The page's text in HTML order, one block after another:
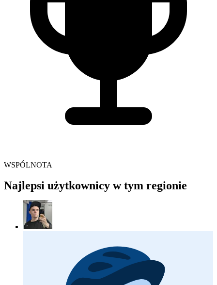
WSPÓLNOTA
Najlepsi użytkownicy w tym regionie